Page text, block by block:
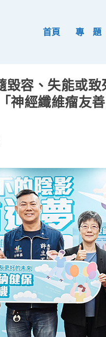
首頁 專 題
毀容、失能或
神經纖維瘤友